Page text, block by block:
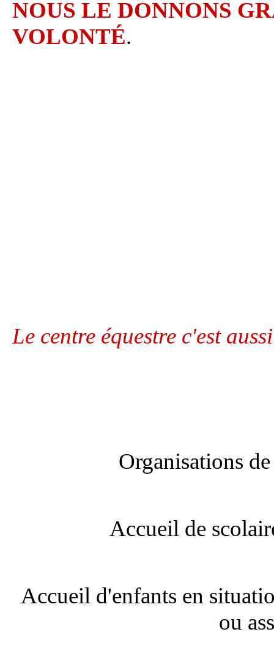
NOUS LE DONNONS
VOLONTÉ.
Le centre équestre c'est
Organisations
Accueil de
Accueil d'enfants en
ou